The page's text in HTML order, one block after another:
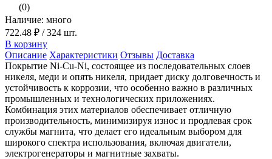
(0)
Наличие: много
722.48 ₽ / 324 шт.
В корзину
Описание Характеристики Отзывы Доставка
Покрытие Ni-Cu-Ni, состоящее из последовательных слоев
никеля, меди и опять никеля, придает диску долговечность и
устойчивость к коррозии, что особенно важно в различных
промышленных и технологических приложениях.
Комбинация этих материалов обеспечивает отличную
производительность, минимизируя износ и продлевая срок
службы магнита, что делает его идеальным выбором для
широкого спектра использования, включая двигатели,
электрогенераторы и магнитные захваты.